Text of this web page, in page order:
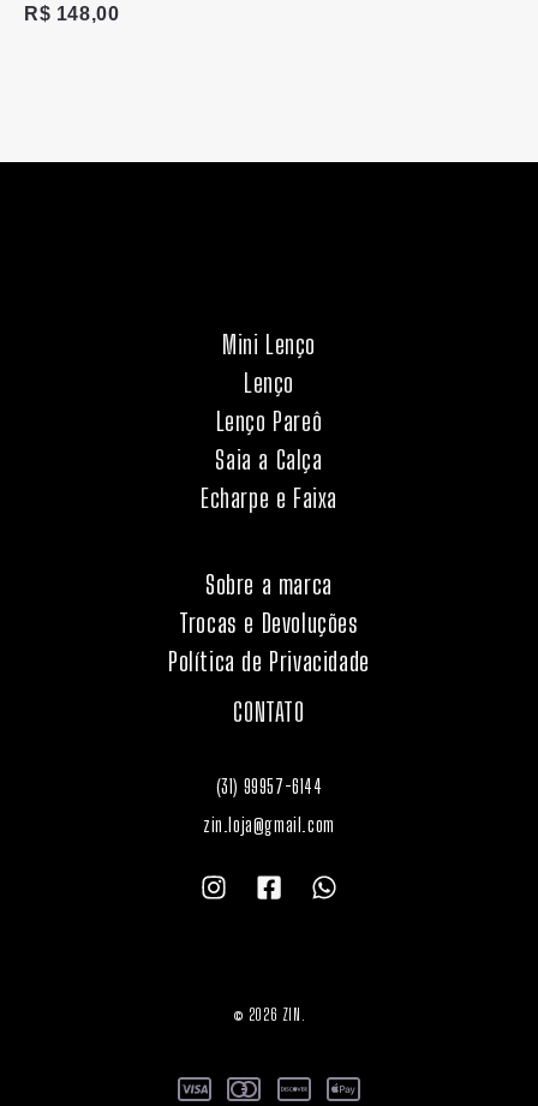
R$ 148,00
Mini Lenço
Lenço
Lenço Pareô
Saia a Calça
Echarpe e Faixa
Sobre a marca
Trocas e Devoluções
Política de Privacidade
CONTATO
(31) 99957-6144
zin.loja@gmail.com
© 2026 ZIN.